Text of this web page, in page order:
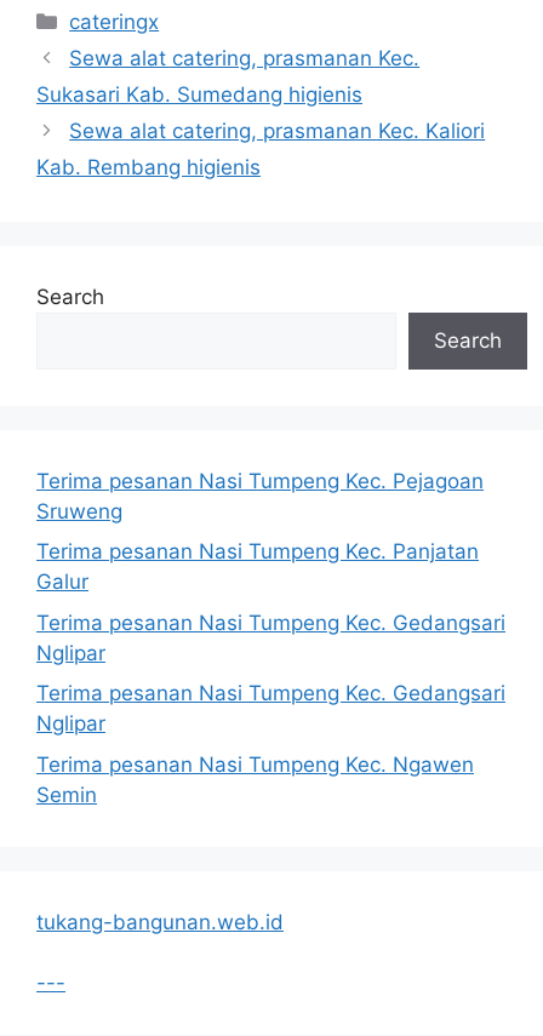
Categories
cateringx
Sewa alat catering, prasmanan Kec.
Sukasari Kab. Sumedang higienis
Sewa alat catering, prasmanan Kec. Kaliori
Kab. Rembang higienis
Search
Search
Terima pesanan Nasi Tumpeng Kec. Pejagoan
Sruweng
Terima pesanan Nasi Tumpeng Kec. Panjatan
Galur
Terima pesanan Nasi Tumpeng Kec. Gedangsari
Nglipar
Terima pesanan Nasi Tumpeng Kec. Gedangsari
Nglipar
Terima pesanan Nasi Tumpeng Kec. Ngawen
Semin
tukang-bangunan.web.id
---